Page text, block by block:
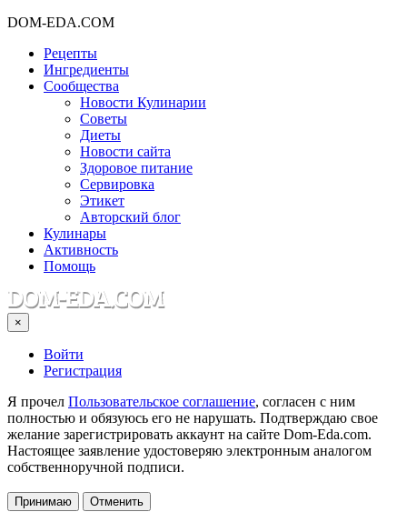
DOM-EDA.COM
Рецепты
Ингредиенты
Сообщества
Новости Кулинарии
Советы
Диеты
Новости сайта
Здоровое питание
Сервировка
Этикет
Авторский блог
Кулинары
Активность
Помощь
×
Войти
Регистрация
Я прочел Пользовательское соглашение, согласен с ним
полностью и обязуюсь его не нарушать. Подтверждаю свое
желание зарегистрировать аккаунт на сайте Dom-Eda.com.
Настоящее заявление удостоверяю электронным аналогом
собственноручной подписи.
Принимаю Отменить